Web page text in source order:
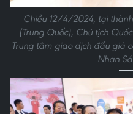
Chiều 12/4/2024, tại
(Trung Quốc), Chủ tịch
Trung tâm giao dịch đấu giá
Nhan